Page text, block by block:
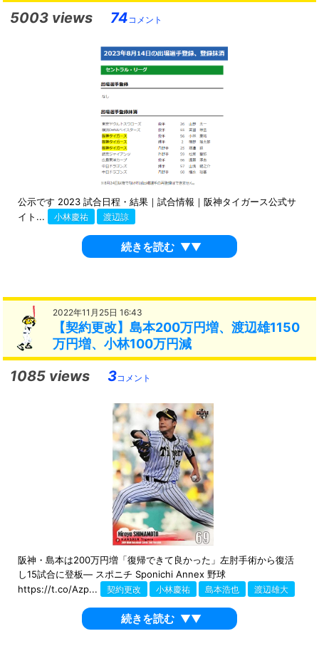
5003 views 74コメント
公示です 2023 試合日程・結果｜試合情報｜阪神タイガース公式サ
イト...
小林慶祐 渡辺諒
続きを読む ▼▼
2022年11月25日 16:43
【契約更改】島本200万円増、渡辺雄1150
万円増、小林100万円減
1085 views 3コメント
阪神・島本は200万円増「復帰できて良かった」左肘手術から復活
し15試合に登板― スポニチ Sponichi Annex 野球
https://t.co/Azp...
契約更改 小林慶祐 島本浩也 渡辺雄大
続きを読む ▼▼